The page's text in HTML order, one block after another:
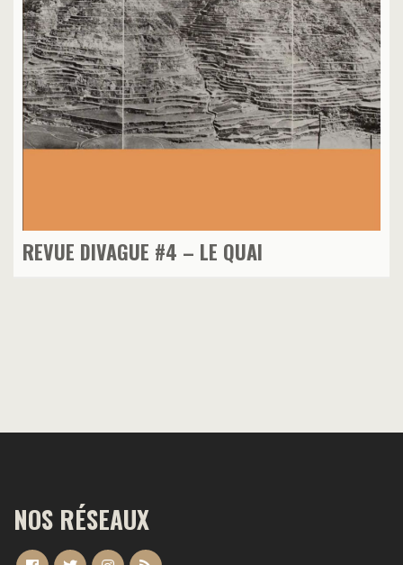
REVUE DIVAGUE #4 – LE QUAI
NOS RÉSEAUX